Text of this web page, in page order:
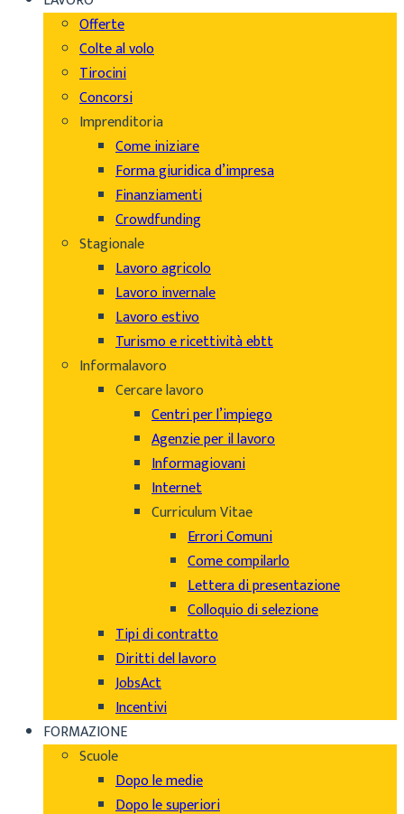
Offerte
Colte al volo
Tirocini
Concorsi
Imprenditoria
Come iniziare
Forma giuridica d’impresa
Finanziamenti
Crowdfunding
Stagionale
Lavoro agricolo
Lavoro invernale
Lavoro estivo
Turismo e ricettività ebtt
Informalavoro
Cercare lavoro
Centri per l’impiego
Agenzie per il lavoro
Informagiovani
Internet
Curriculum Vitae
Errori Comuni
Come compilarlo
Lettera di presentazione
Colloquio di selezione
Tipi di contratto
Diritti del lavoro
JobsAct
Incentivi
FORMAZIONE
Scuole
Dopo le medie
Dopo le superiori